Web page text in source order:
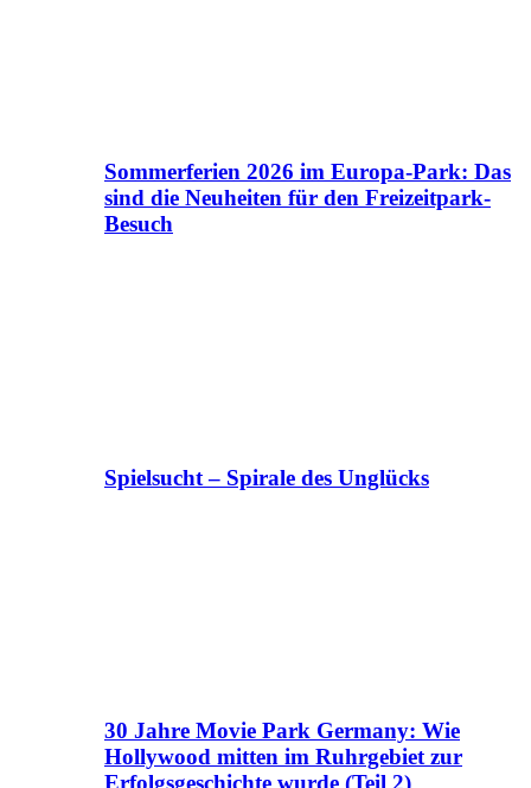
Sommerferien 2026 im Europa-Park: Das
sind die Neuheiten für den Freizeitpark-
Besuch
Spielsucht – Spirale des Unglücks
30 Jahre Movie Park Germany: Wie
Hollywood mitten im Ruhrgebiet zur
Erfolgsgeschichte wurde (Teil 2)